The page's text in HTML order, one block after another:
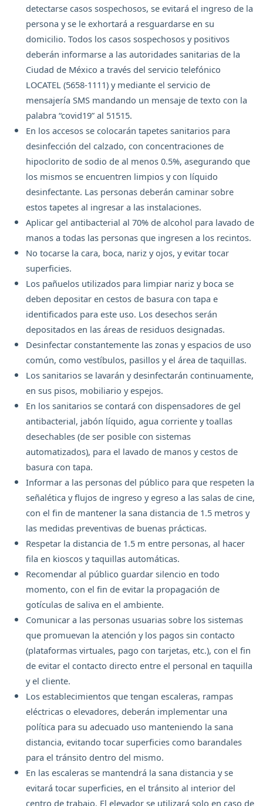
detectarse casos sospechosos, se evitará el ingreso de la
persona y se le exhortará a resguardarse en su
domicilio. Todos los casos sospechosos y positivos
deberán informarse a las autoridades sanitarias de la
Ciudad de México a través del servicio telefónico
LOCATEL (5658-1111) y mediante el servicio de
mensajería SMS mandando un mensaje de texto con la
palabra “covid19” al 51515.
En los accesos se colocarán tapetes sanitarios para
desinfección del calzado, con concentraciones de
hipoclorito de sodio de al menos 0.5%, asegurando que
los mismos se encuentren limpios y con líquido
desinfectante. Las personas deberán caminar sobre
estos tapetes al ingresar a las instalaciones.
Aplicar gel antibacterial al 70% de alcohol para lavado de
manos a todas las personas que ingresen a los recintos.
No tocarse la cara, boca, nariz y ojos, y evitar tocar
superficies.
Los pañuelos utilizados para limpiar nariz y boca se
deben depositar en cestos de basura con tapa e
identificados para este uso. Los desechos serán
depositados en las áreas de residuos designadas.
Desinfectar constantemente las zonas y espacios de uso
común, como vestíbulos, pasillos y el área de taquillas.
Los sanitarios se lavarán y desinfectarán continuamente,
en sus pisos, mobiliario y espejos.
En los sanitarios se contará con dispensadores de gel
antibacterial, jabón líquido, agua corriente y toallas
desechables (de ser posible con sistemas
automatizados), para el lavado de manos y cestos de
basura con tapa.
Informar a las personas del público para que respeten la
señalética y flujos de ingreso y egreso a las salas de cine,
con el fin de mantener la sana distancia de 1.5 metros y
las medidas preventivas de buenas prácticas.
Respetar la distancia de 1.5 m entre personas, al hacer
fila en kioscos y taquillas automáticas.
Recomendar al público guardar silencio en todo
momento, con el fin de evitar la propagación de
gotículas de saliva en el ambiente.
Comunicar a las personas usuarias sobre los sistemas
que promuevan la atención y los pagos sin contacto
(plataformas virtuales, pago con tarjetas, etc.), con el fin
de evitar el contacto directo entre el personal en taquilla
y el cliente.
Los establecimientos que tengan escaleras, rampas
eléctricas o elevadores, deberán implementar una
política para su adecuado uso manteniendo la sana
distancia, evitando tocar superficies como barandales
para el tránsito dentro del mismo.
En las escaleras se mantendrá la sana distancia y se
evitará tocar superficies, en el tránsito al interior del
centro de trabajo. El elevador se utilizará solo en caso de